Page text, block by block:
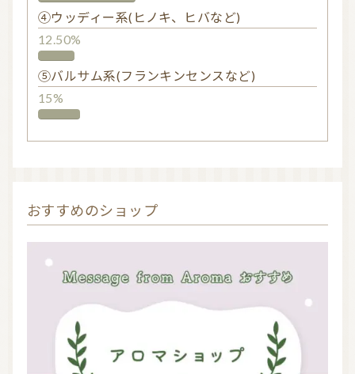
④ウッディー系(ヒノキ、ヒバなど)
12.50%
⑤バルサム系(フランキンセンスなど)
15%
おすすめのショップ